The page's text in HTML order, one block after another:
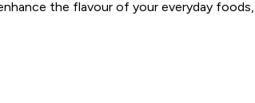
the flavour of your everyday